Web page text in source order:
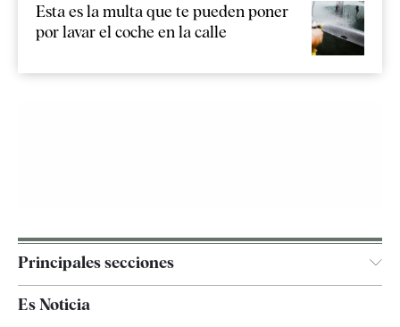
Esta es la multa que te pueden poner
por lavar el coche en la calle
Principales secciones
España
Es Noticia